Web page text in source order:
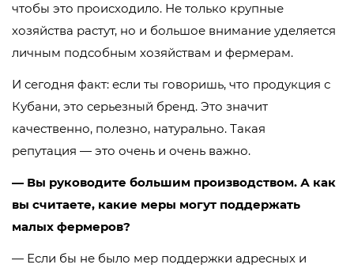
чтобы это происходило. Не только крупные
хозяйства растут, но и большое внимание уделяется
личным подсобным хозяйствам и фермерам.
И сегодня факт: если ты говоришь, что продукция с
Кубани, это серьезный бренд. Это значит
качественно, полезно, натурально. Такая
репутация — это очень и очень важно.
— Вы руководите большим производством. А как
вы считаете, какие меры могут поддержать
малых фермеров?
— Если бы не было мер поддержки адресных и